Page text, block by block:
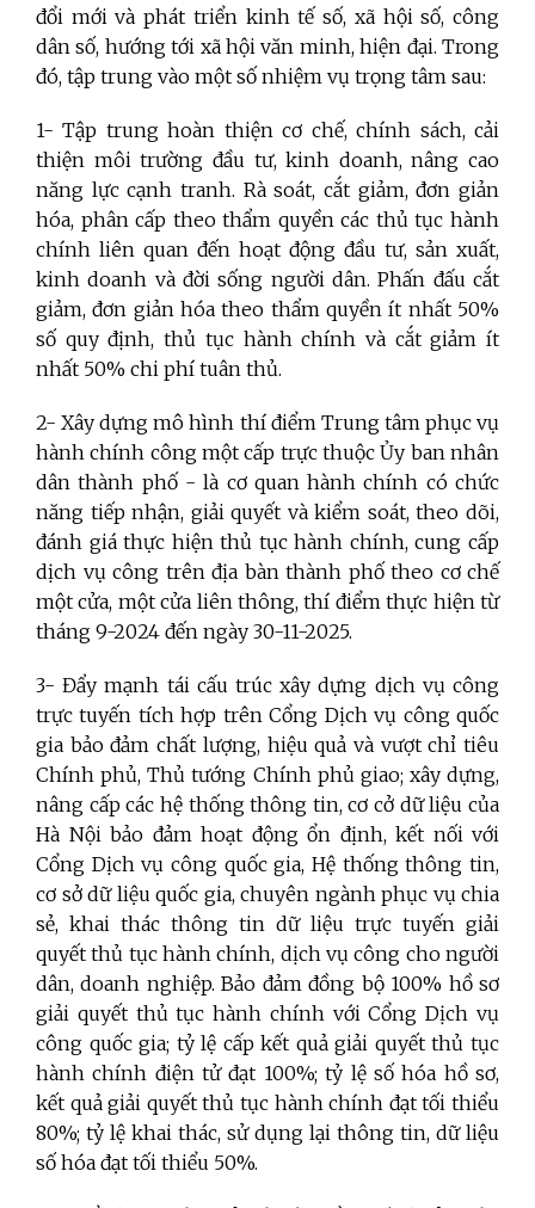
đổi mới và phát triển kinh tế số, xã hội số, công
dân số, hướng tới xã hội văn minh, hiện đại. Trong
đó, tập trung vào một số nhiệm vụ trọng tâm sau:
1- Tập trung hoàn thiện cơ chế, chính sách, cải
thiện môi trường đầu tư, kinh doanh, nâng cao
năng lực cạnh tranh. Rà soát, cắt giảm, đơn giản
hóa, phân cấp theo thẩm quyền các thủ tục hành
chính liên quan đến hoạt động đầu tư, sản xuất,
kinh doanh và đời sống người dân. Phấn đấu cắt
giảm, đơn giản hóa theo thẩm quyền ít nhất 50%
số quy định, thủ tục hành chính và cắt giảm ít
nhất 50% chi phí tuân thủ.
2- Xây dựng mô hình thí điểm Trung tâm phục vụ
hành chính công một cấp trực thuộc Ủy ban nhân
dân thành phố - là cơ quan hành chính có chức
năng tiếp nhận, giải quyết và kiểm soát, theo dõi,
đánh giá thực hiện thủ tục hành chính, cung cấp
dịch vụ công trên địa bàn thành phố theo cơ chế
một cửa, một cửa liên thông, thí điểm thực hiện từ
tháng 9-2024 đến ngày 30-11-2025.
3- Đẩy mạnh tái cấu trúc xây dựng dịch vụ công
trực tuyến tích hợp trên Cổng Dịch vụ công quốc
gia bảo đảm chất lượng, hiệu quả và vượt chỉ tiêu
Chính phủ, Thủ tướng Chính phủ giao; xây dựng,
nâng cấp các hệ thống thông tin, cơ cở dữ liệu của
Hà Nội bảo đảm hoạt động ổn định, kết nối với
Cổng Dịch vụ công quốc gia, Hệ thống thông tin,
cơ sở dữ liệu quốc gia, chuyên ngành phục vụ chia
sẻ, khai thác thông tin dữ liệu trực tuyến giải
quyết thủ tục hành chính, dịch vụ công cho người
dân, doanh nghiệp. Bảo đảm đồng bộ 100% hồ sơ
giải quyết thủ tục hành chính với Cổng Dịch vụ
công quốc gia; tỷ lệ cấp kết quả giải quyết thủ tục
hành chính điện tử đạt 100%; tỷ lệ số hóa hồ sơ,
kết quả giải quyết thủ tục hành chính đạt tối thiểu
80%; tỷ lệ khai thác, sử dụng lại thông tin, dữ liệu
số hóa đạt tối thiểu 50%.